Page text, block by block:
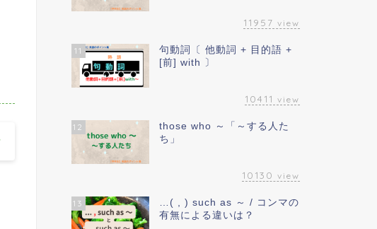
11957 view
11
句動詞〔 他動詞 + 目的語 +
[前] with 〕
10411 view
12
those who ～「～する人た
ち」
10130 view
13
…( , ) such as ～ / コンマの
有無による違いは？